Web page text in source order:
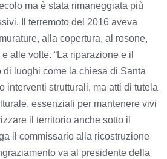
ma è stata rimaneggiata più
Il terremoto del 2016 aveva
alla copertura, al rosone,
alle volte. “La riparazione e il
di luoghi come la chiesa di Santa
interventi strutturali, ma atti di tutela
essenziali per mantenere vivi
il territorio anche sotto il
il commissario alla ricostruzione
va al presidente della